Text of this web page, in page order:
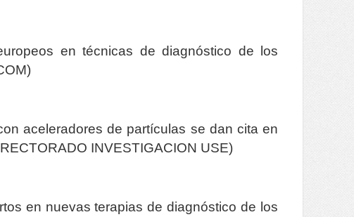
en técnicas de diagnóstico de los
aceleradores de partículas se dan cita en
INVESTIGACION USE)
en nuevas terapias de diagnóstico de los